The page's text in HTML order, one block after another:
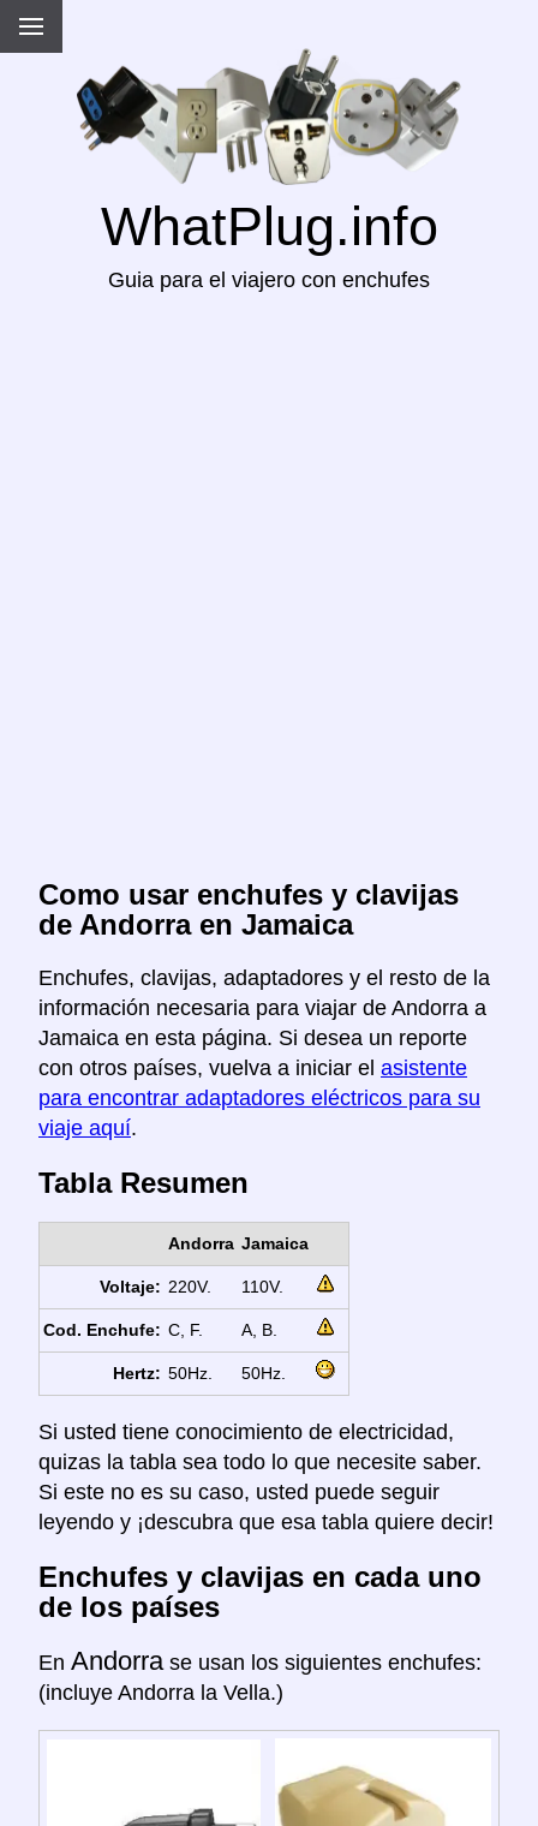
WhatPlug.info
Guia para el viajero con enchufes
Como usar enchufes y clavijas
de Andorra en Jamaica
Enchufes, clavijas, adaptadores y el resto de la
información necesaria para viajar de Andorra a
Jamaica en esta página. Si desea un reporte
con otros países, vuelva a iniciar el asistente
para encontrar adaptadores eléctricos para su
viaje aquí.
Tabla Resumen
Andorra Jamaica
Voltaje: 220V. 110V.
Cod. Enchufe: C, F. A, B.
Hertz: 50Hz. 50Hz.
Si usted tiene conocimiento de electricidad,
quizas la tabla sea todo lo que necesite saber.
Si este no es su caso, usted puede seguir
leyendo y ¡descubra que esa tabla quiere decir!
Enchufes y clavijas en cada uno
de los países
En Andorra se usan los siguientes enchufes:
(incluye Andorra la Vella.)